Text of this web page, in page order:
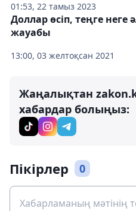
01:53, 22 тамыз 2023
13:00, 03 желтоқсан 2021
Доллар өсіп, теңге неге
жауабы
Жаңалықтан
хабардар болыңыз:
Пікірлер 0